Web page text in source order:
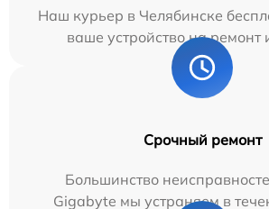
Наш курьер в Челябинске
ваше устройство на ремонт
Срочный ремонт
Большинство
Gigabyte мы устраняем в